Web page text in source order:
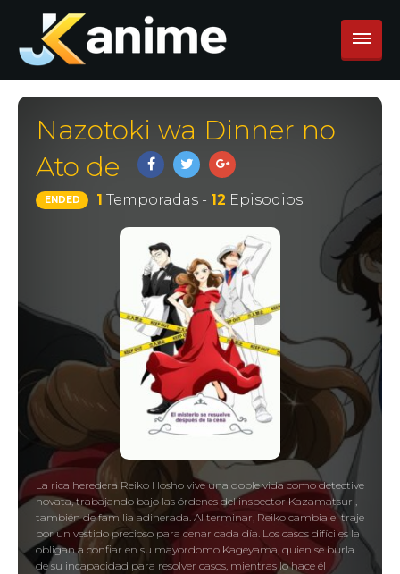
Nazotoki wa Dinner no
Ato de
ENDED 1 Temporadas - 12 Episodios
La rica heredera Reiko Hosho vive una doble vida como detective
novata, trabajando bajo las órdenes del inspector Kazamatsuri,
también de familia adinerada. Al terminar, Reiko cambia el traje
por un vestido precioso para cenar cada día. Los casos difíciles la
obligan a confiar en su mayordomo Kageyama, quien se burla
de su incapacidad para resolver casos, mientras lo hace él